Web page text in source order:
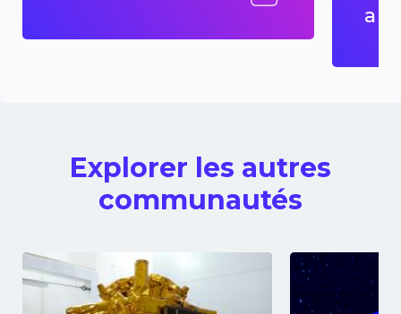
Explorer les autres
communautés